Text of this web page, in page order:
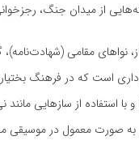
از میدان جنگ،
نواهای مقامی
است که در فرهنگ
با استفاده از سازهایی
به صورت معمول در موسیقی